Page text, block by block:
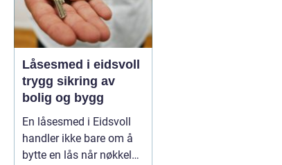
Låsesmed i eidsvoll
trygg sikring av
bolig og bygg
En låsesmed i Eidsvoll
handler ikke bare om å
bytte en lås når nøkkelen